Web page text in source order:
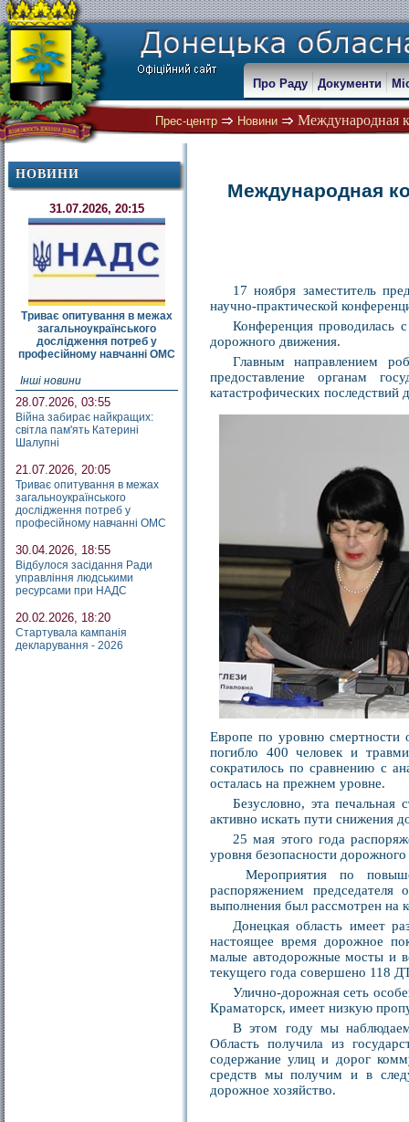
Прес-центр Новини Международная
Про Раду Документи
НОВИНИ
31.07.2026, 20:15
Триває опитування в межах
загальноукраїнського
дослідження потреб у
професійному навчанні ОМС
Інші новини
28.07.2026, 03:55
Війна забирає найкращих:
світла пам'ять Катерині
Шалупні
21.07.2026, 20:05
Триває опитування в межах
загальноукраїнського
дослідження потреб у
професійному навчанні ОМС
30.04.2026, 18:55
Відбулося засідання Ради
управління людськими
ресурсами при НАДС
20.02.2026, 18:20
Стартувала кампанія
декларування - 2026
Международная
17 ноября заместитель
научно-практической
Конференция проводилась
дорожного движения.
Главным направлением
предоставление органам
катастрофических
Европе по уровню
погибло 400 человек и
сократилось по сравнению с
осталась на прежнем уровне.
Безусловно, эта печальная
активно искать пути снижения
25 мая этого года
уровня безопасности
Мероприятия по
распоряжением
выполнения был рассмотрен на
Донецкая область имеет
настоящее время дорожное
малые автодорожные мосты и
текущего года совершено 118
Улично-дорожная сеть
Краматорск, имеет низкую
В этом году мы наблюдаем
Область получила из
содержание улиц и дорог
средств мы получим и в
дорожное хозяйство.